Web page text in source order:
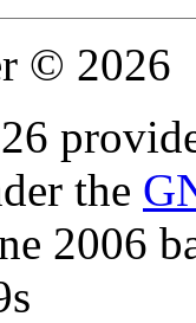
© 2026
the
2006